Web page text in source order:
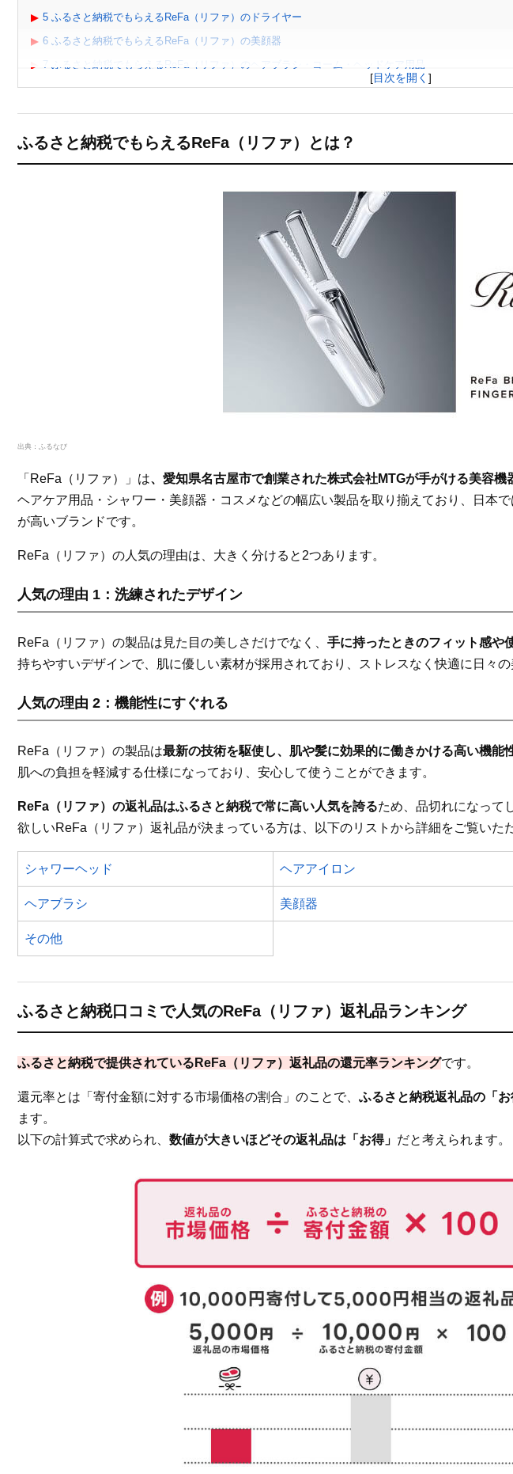
[ 目次を開く ]
5 ふるさと納税でもらえるReFa（リファ）のドライヤー
6 ふるさと納税でもらえるReFa（リファ）の美顔器
7 ふるさと納税でもらえるReFa（リファ）のヘアブラシ・コーム・ヘッドケア用品
8ふるさと納税でもらえるReFa（リファ）のシェーバー
9ふるさと納税でもらえるその他のReFa（リファ）返礼品
10ふるさと納税 リファ返礼品に関するよくある質問（Q&A）
Q3. ふるさと納税のリファは正規品ですか？
Q4. リファのシャワーヘッドはどんな人におすすめですか？
Q5. ふるさと納税でリファを選ぶ際の注意点はありますか？
Q6. ふるさと納税のリファはいつ届きますか？
ふるさと納税でもらえるReFa（リファ）とは？
出典： ふるなび
「ReFa（リファ）」は、愛知県名古屋市で創業された株式会社MTGが手がける美容機
ヘアケア用品・シャワー・美顔器・コスメなどの幅広い製品を取り揃えており、日本
が高いブランドです。
ReFa（リファ）の人気の理由は、大きく分けると2つあります。
人気の理由 1：洗練されたデザイン
ReFa（リファ）の製品は見た目の美しさだけでなく、 手に持ったときのフィット感や
持ちやすいデザインで、肌に優しい素材が採用されており、ストレスなく快適に日々の
人気の理由 2：機能性にすぐれる
ReFa（リファ）の製品は最新の技術を駆使し、肌や髪に効果的に働きかける高い機能
肌への負担を軽減する仕様になっており、安心して使うことができます。
ReFa（リファ）の返礼品はふるさと納税で常に高い人気を誇るため、品切れになって
欲しいReFa（リファ）返礼品が決まっている方は、以下のリストから詳細をご覧いた
シャワーヘッド ヘアアイロン
ヘアブラシ 美顔器
その他
ふるさと納税口コミで人気のReFa（リファ）返礼品ランキング
ふるさと納税で提供されているReFa（リファ）返礼品の還元率ランキングです。
還元率とは「寄付金額に対する市場価格の割合」のことで、 ふるさと納税返礼品の「
ます。
以下の計算式で求められ、 数値が大きいほどその返礼品は「お得」 だと考えられます。